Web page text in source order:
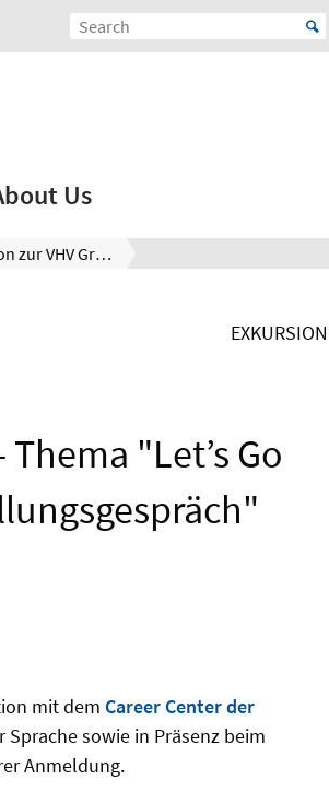
Us
Exkursion zur VHV Gruppe – Thema "Let’s Go Karriere: Sicher ins Vorstellungsgespräch"
EXKURSION
"Let’s Go
mit dem Career Center der
sowie in Präsenz beim
Anmeldung.